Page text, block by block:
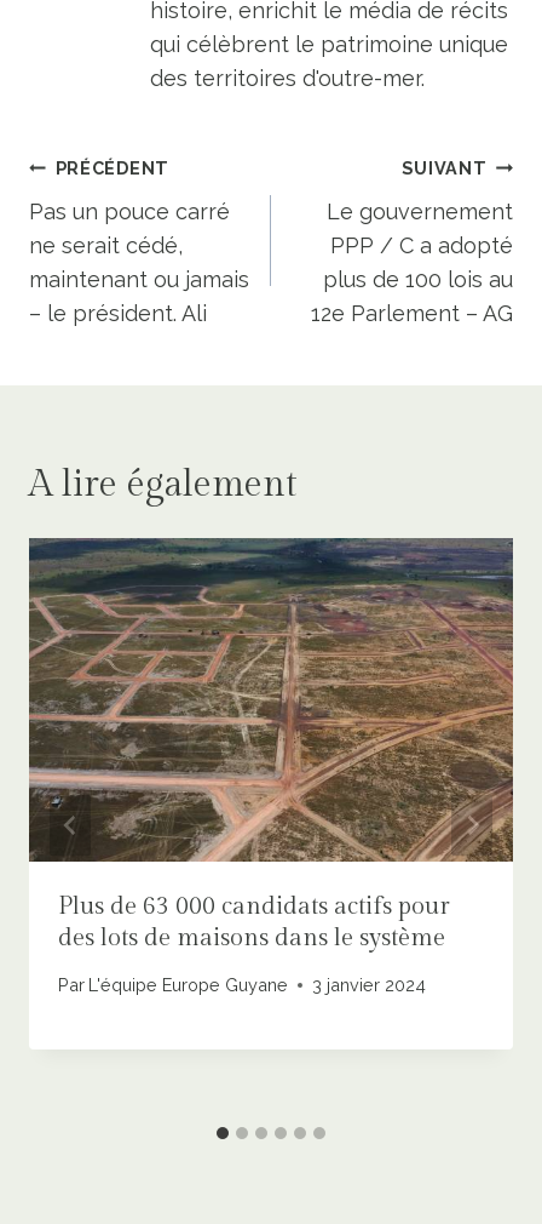
histoire, enrichit le média de récits
qui célèbrent le patrimoine unique
des territoires d'outre-mer.
Navigation
de
l’article
PRÉCÉDENT
Pas un pouce carré
ne serait cédé,
maintenant ou jamais
– le président. Ali
SUIVANT
Le gouvernement
PPP / C a adopté
plus de 100 lois au
12e Parlement – AG
A lire également
Plus de 63 000 candidats actifs pour
des lots de maisons dans le système
Par L'équipe Europe Guyane 3 janvier 2024